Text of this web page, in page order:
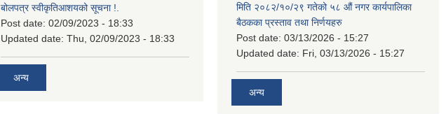
बोलपत्र स्वीकृतिआशयको सूचना !.
Post date: 02/09/2023 - 18:33
Updated date: Thu, 02/09/2023 - 18:33
अन्य
मिति २०८२/१०/२९ गतेको ५८ औं नगर कार्यपालिका
बैठकका प्रस्ताव तथा निर्णयहरु
Post date: 03/13/2026 - 15:27
Updated date: Fri, 03/13/2026 - 15:27
अन्य